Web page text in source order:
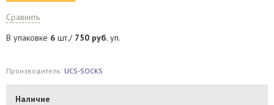
Сравнить
В упаковке 6 шт./ 750 руб. уп.
Производитель: UCS-SOCKS
Наличие